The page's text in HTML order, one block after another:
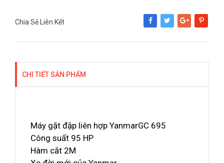
Chia Sẻ Liên Kết
Share Tweet Google+Pinterest
CHI TIẾT SẢN PHẨM
Máy gặt đập liên hợp YanmarGC 695
Công suất 95 HP
Hàm cắt 2M